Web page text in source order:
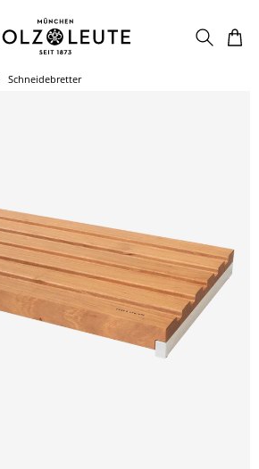
Schneidebretter